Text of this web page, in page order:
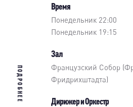
ПОДРОБНЕЕ
Время
Понедельник 22:00
Понедельник 19:15
Зал
Французский Собор
Фридрихштадта)
Дирижер и Оркестр